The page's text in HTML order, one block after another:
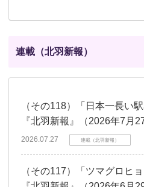
連載（北羽新報）
（その118）「日本一長い
『北羽新報』（2026年7月
2026.07.27 連載（北羽新報）
（その117）「ツマグロヒ